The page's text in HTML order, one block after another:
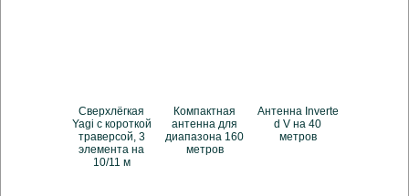
Сверхлёгкая
Yagi с короткой
траверсой, 3
элемента на
10/11 м
Компактная
антенна для
диапазона 160
метров
Антенна Inverte
d V на 40
метров